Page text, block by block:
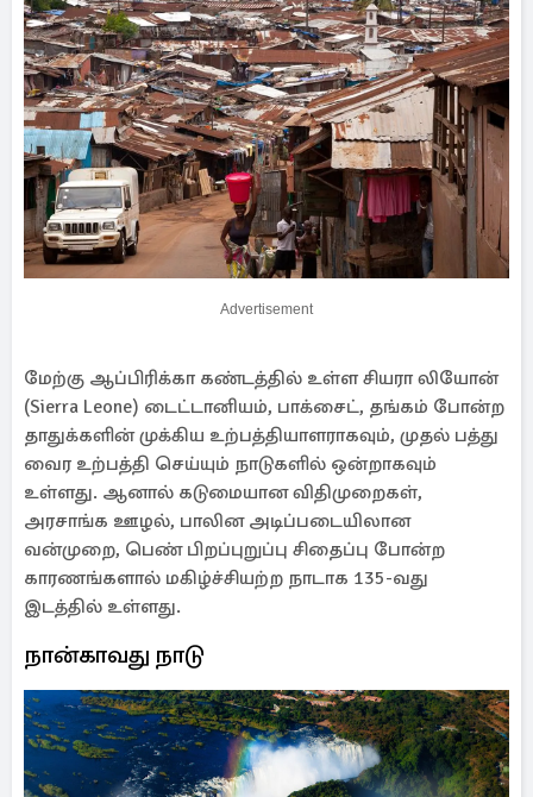
Advertisement
மேற்கு ஆப்பிரிக்கா கண்டத்தில் உள்ள சியரா லியோன்
(Sierra Leone) டைட்டானியம், பாக்சைட், தங்கம் போன்ற
தாதுக்களின் முக்கிய உற்பத்தியாளராகவும், முதல் பத்து
வைர உற்பத்தி செய்யும் நாடுகளில் ஒன்றாகவும்
உள்ளது. ஆனால் கடுமையான விதிமுறைகள்,
அரசாங்க ஊழல், பாலின அடிப்படையிலான
வன்முறை, பெண் பிறப்புறுப்பு சிதைப்பு போன்ற
காரணங்களால் மகிழ்ச்சியற்ற நாடாக 135-வது
இடத்தில் உள்ளது.
நான்காவது நாடு